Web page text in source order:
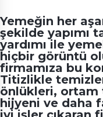
Yemeğin her
şekilde yapımı
yardımı ile
hiçbir görüntü
firmamıza bu
Titizlikle
önlükleri, ortam
hijyeni ve daha